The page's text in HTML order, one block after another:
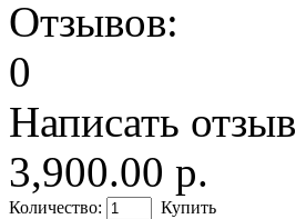
Написать отзыв
3,900.00 р.
Количество: Купить